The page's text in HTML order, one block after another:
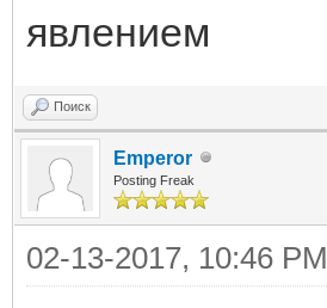
явлением
Поиск
Emperor
Posting Freak
02-13-2017, 10:46 PM